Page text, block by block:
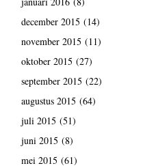
december 2015 (14)
november 2015 (11)
oktober 2015 (27)
september 2015 (22)
augustus 2015 (64)
juli 2015 (51)
juni 2015 (8)
mei 2015 (61)